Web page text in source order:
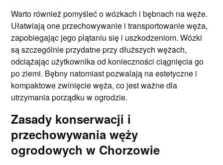
Warto również pomyśleć o wózkach i bębnach na węże.
Ułatwiają one przechowywanie i transportowanie węża,
zapobiegając jego plątaniu się i uszkodzeniom. Wózki
są szczególnie przydatne przy dłuższych wężach,
odciążając użytkownika od konieczności ciągnięcia go
po ziemi. Bębny natomiast pozwalają na estetyczne i
kompaktowe zwinięcie węża, co jest ważne dla
utrzymania porządku w ogrodzie.
Zasady konserwacji i
przechowywania węży
ogrodowych w Chorzowie